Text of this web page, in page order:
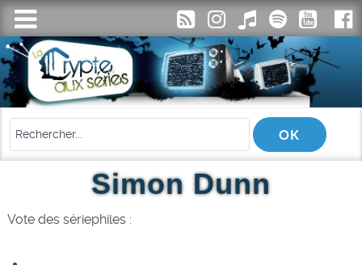
Simon Dunn
Vote des sériephiles :